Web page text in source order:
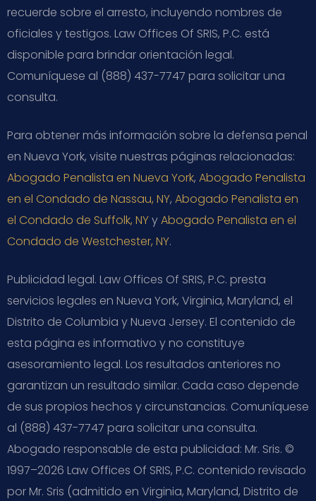
recuerde sobre el arresto, incluyendo nombres de
oficiales y testigos. Law Offices Of SRIS, P.C. está
disponible para brindar orientación legal.
Comuníquese al (888) 437-7747 para solicitar una
consulta.
Para obtener más información sobre la defensa penal
en Nueva York, visite nuestras páginas relacionadas:
Abogado Penalista en Nueva York, Abogado Penalista
en el Condado de Nassau, NY, Abogado Penalista en
el Condado de Suffolk, NYyAbogado Penalista en el
Condado de Westchester, NY.
Publicidad legal. Law Offices Of SRIS, P.C. presta
servicios legales en Nueva York, Virginia, Maryland, el
Distrito de Columbia y Nueva Jersey. El contenido de
esta página es informativo y no constituye
asesoramiento legal. Los resultados anteriores no
garantizan un resultado similar. Cada caso depende
de sus propios hechos y circunstancias. Comuníquese
al (888) 437-7747 para solicitar una consulta.
Abogado responsable de esta publicidad: Mr. Sris. ©
1997–2026 Law Offices Of SRIS, P.C. contenido revisado
por Mr. Sris (admitido en Virginia, Maryland, Distrito de